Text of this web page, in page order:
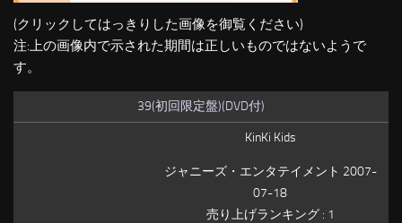
(クリックしてはっきりした画像を御覧ください)
注:上の画像内で示された期間は正しいものではないようで
す。
39(初回限定盤)(DVD付)
KinKi Kids
ジャニーズ・エンタテイメント 2007-
07-18
売り上げランキング : 1